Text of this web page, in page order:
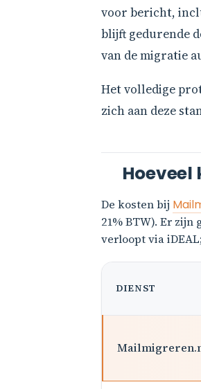
voor bericht,
blijft gedurende
van de migratie
Het volledige
zich aan deze
De kosten bij
21% BTW). Er
verloopt via
DIENST